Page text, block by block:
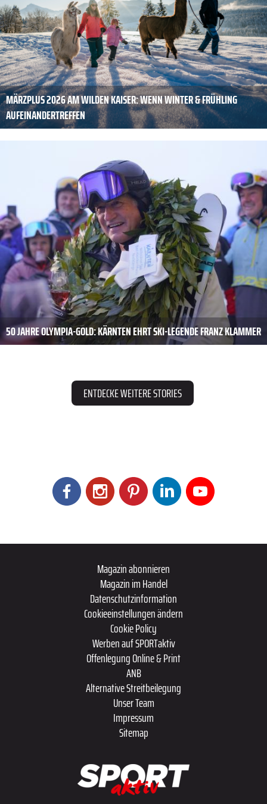
MÄRZPLUS 2026 AM WILDEN KAISER: WENN WINTER & FRÜHLING
AUFEINANDERTREFFEN
50 JAHRE OLYMPIA-GOLD: KÄRNTEN EHRT SKI-LEGENDE FRANZ KLAMMER
ENTDECKE WEITERE STORIES
Magazin abonnieren
Magazin im Handel
Datenschutzinformation
Cookieeinstellungen ändern
Cookie Policy
Werben auf SPORTaktiv
Offenlegung Online & Print
ANB
Alternative Streitbeilegung
Unser Team
Impressum
Sitemap